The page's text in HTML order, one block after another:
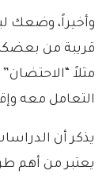
وأخيراً، وضعك
قريبة من
مثلاً
التعامل معه
يذكر أن
يعتبر من أهم